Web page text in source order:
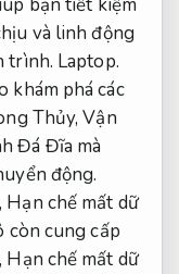
bạn tiết kiệm
và linh động
trình. Laptop.
khám phá các
Thủy,Vận
Đá Đĩa mà
động.
Hạn chế mất dữ
còn cung cấp
Hạn chế mất dữ